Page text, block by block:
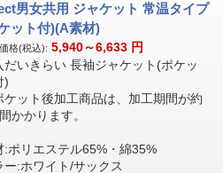
男女共用 ジャケット 常温タイプ
ット付)(A素材)
格(税込): 5,940～6,633 円
だいきらい 長袖ジャケット(ポケッ
)
ット後加工商品は、加工期間が約
かかります。
:ポリエステル65%・綿35%
ー:ホワイト/サックス